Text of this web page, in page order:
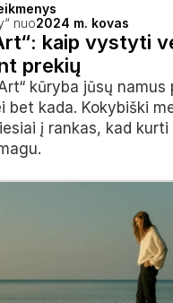
nuo2024 m. kovas
kaip vystyti
prekių
kūryba jūsų namus
bet kada. Kokybiški
į rankas, kad kurti